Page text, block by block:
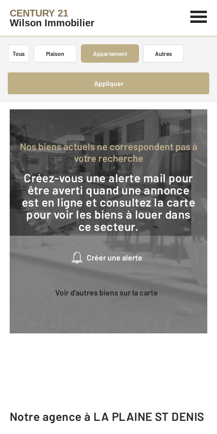
CENTURY 21
Wilson Immobilier
Tous Maison Appartement Autres
Appliquer
Nos biens actuels ne correspondent pas à
votre recherche
Créez-vous une alerte mail pour
être averti quand une annonce
est en ligne et consultez la carte
pour voir les biens à louer dans
ce secteur.
Créer une alerte
Voir d'autres biens sur la carte
Notre agence à LA PLAINE ST DENIS